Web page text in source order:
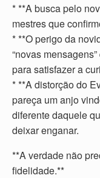
* **A busca pelo
mestres que
* **O perigo da
“novas
para satisfazer a
* **A distorção do
pareça um anjo
diferente daquele
deixar enganar.
**A verdade não
fidelidade.**